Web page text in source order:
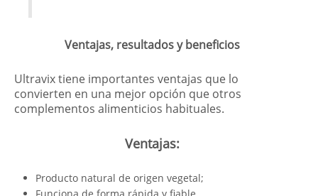
Ventajas, resultados y beneficios
Ultravix tiene importantes ventajas que lo
convierten en una mejor opción que otros
complementos alimenticios habituales.
Ventajas:
Producto natural de origen vegetal;